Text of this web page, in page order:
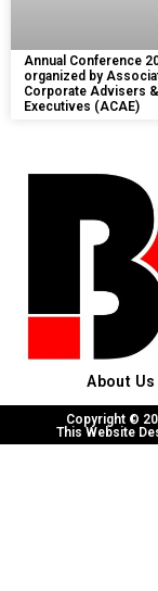
Annual Conference
organized by
Corporate Advisers &
Executives (ACAE)
About Us
Copyright ©
This Website